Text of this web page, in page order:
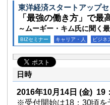
東洋経済スタートアップ
「最強の働き方」で最
～ムーギー・キム氏に聞く
BIZセミナー キャリア・人 ビジネ
日時
2016年10月14日 (金) 19
※受付開始は18：30頃を